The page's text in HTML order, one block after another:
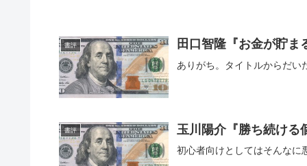
書評 田口智隆『お金が貯
ありがち。タイトルからだい
書評 玉川陽介『勝ち続け
初心者向けとしてはそんなに